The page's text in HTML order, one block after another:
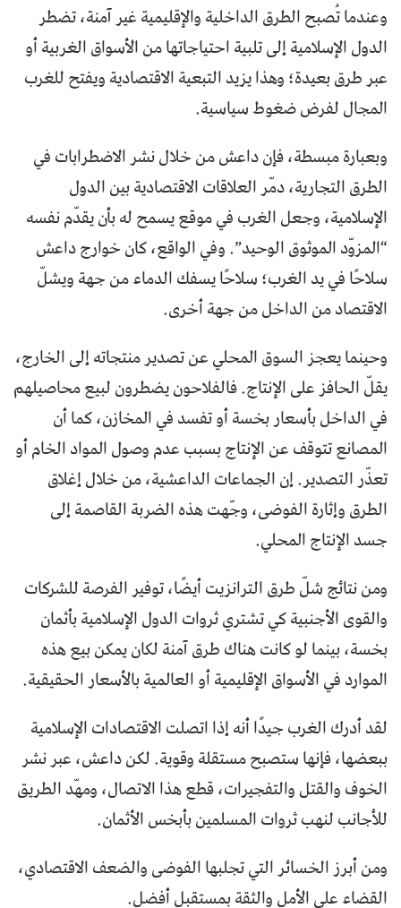
وعندما تُصبح الطرق الداخلية والإقليمية غير آمنة، تضطر
الدول الإسلامية إلى تلبية احتياجاتها من الأسواق الغربية أو
عبر طرق بعيدة؛ وهذا يزيد التبعية الاقتصادية ويفتح للغرب
المجال لفرض ضغوط سياسية.
وبعبارة مبسطة، فإن داعش من خلال نشر الاضطرابات في
الطرق التجارية، دمّر العلاقات الاقتصادية بين الدول
الإسلامية، وجعل الغرب في موقع يسمح له بأن يقدّم نفسه
“المزوّد الموثوق الوحيد”. وفي الواقع، كان خوارج داعش
سلاحًا في يد الغرب؛ سلاحًا يسفك الدماء من جهة ويشلّ
الاقتصاد من الداخل من جهة أخرى.
وحينما يعجز السوق المحلي عن تصدير منتجاته إلى الخارج،
يقلّ الحافز على الإنتاج. فالفلاحون يضطرون لبيع محاصيلهم
في الداخل بأسعار بخسة أو تفسد في المخازن، كما أن
المصانع تتوقف عن الإنتاج بسبب عدم وصول المواد الخام أو
تعذّر التصدير. إن الجماعات الداعشية، من خلال إغلاق
الطرق وإثارة الفوضى، وجّهت هذه الضربة القاصمة إلى
جسد الإنتاج المحلي.
ومن نتائج شلّ طرق الترانزيت أيضًا، توفير الفرصة للشركات
والقوى الأجنبية كي تشتري ثروات الدول الإسلامية بأثمان
بخسة، بينما لو كانت هناك طرق آمنة لكان يمكن بيع هذه
الموارد في الأسواق الإقليمية أو العالمية بالأسعار الحقيقية.
لقد أدرك الغرب جيدًا أنه إذا اتصلت الاقتصادات الإسلامية
ببعضها، فإنها ستصبح مستقلة وقوية. لكن داعش، عبر نشر
الخوف والقتل والتفجيرات، قطع هذا الاتصال، ومهّد الطريق
للأجانب لنهب ثروات المسلمين بأبخس الأثمان.
ومن أبرز الخسائر التي تجلبها الفوضى والضعف الاقتصادي،
القضاء على الأمل والثقة بمستقبل أفضل.